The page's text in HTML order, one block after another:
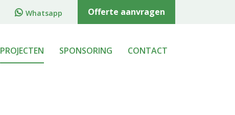
Whatsapp Offerte aanvragen
PROJECTEN SPONSORING CONTACT